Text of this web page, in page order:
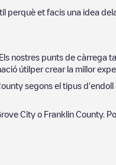
perquè et facis una idea
nostres punts de càrrega
útilper crear la millor
segons el tipus d'endoll
City o Franklin County.